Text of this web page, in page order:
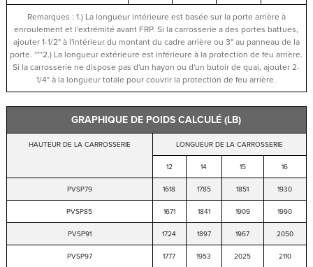
Remarques : 1.) La longueur intérieure est basée sur la porte arrière à
enroulement et l'extrémité avant FRP. Si la carrosserie a des portes battues,
ajouter 1-1/2" à l'intérieur du montant du cadre arrière ou 3" au panneau de la
porte. ***2.) La longueur extérieure est inférieure à la protection de feu arrière.
Si la carrosserie ne dispose pas d'un hayon ou d'un butoir de quai, ajouter 2-
1/4" à la longueur totale pour couvrir la protection de feu arrière.
GRAPHIQUE DE POIDS CALCULÉ (LB)
HAUTEUR DE LA CARROSSERIE LONGUEUR DE LA CARROSSERIE
12 14 15 16
PVSP79 1618 1785 1851 1930
PVSP85 1671 1841 1909 1990
PVSP91 1724 1897 1967 2050
PVSP97 1777 1953 2025 2110